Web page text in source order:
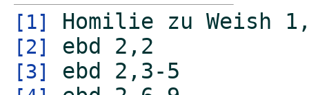
[1] Homilie zu Weish
[2] ebd 2,2
[3] ebd 2,3-5